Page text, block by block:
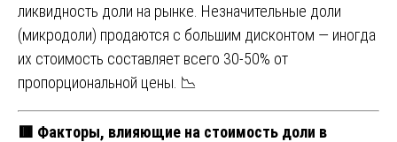
ликвидность доли на рынке. Незначительные доли
(микродоли) продаются с большим дисконтом — иногда
их стоимость составляет всего 30-50% от
пропорциональной цены. 📉
🟥 Факторы, влияющие на стоимость доли в